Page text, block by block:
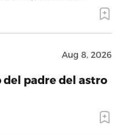
Aug 8, 2026
padre del astro